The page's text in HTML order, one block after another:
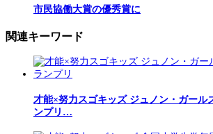
市民協働大賞の優秀賞に
関連キーワード
才能×努力スゴキッズ ジュノン・ガール
ンプリ…